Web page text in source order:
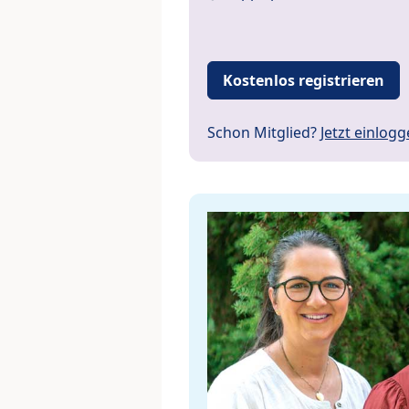
Kostenlos registrieren
Schon Mitglied? Jetzt